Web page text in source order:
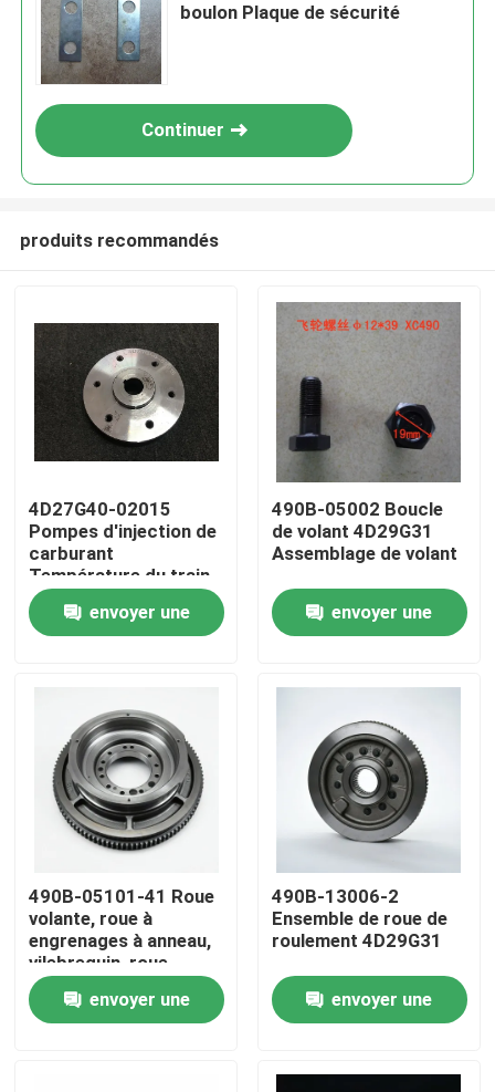
À la maison
Produits
Vidéos
Visite de l'usine
Contrôle de la qualité
Demandez un devis
Montage du moteur
Montage du bloc moteur et accessoire
boulon Plaque de sécurité
Continuer
produits recommandés
4D27G40-02015
Pompes d'injection de
carburant
Température du train
de roulement Arbre à
mancheenvoyer une
490B-05002 Boucle
de volant 4D29G31
Assemblage de volant
envoyer une
490B-05101-41 Roue
volante, roue à
engrenages à anneau,
vilebrequin, roue
volante
envoyer une
490B-13006-2
Ensemble de roue de
roulement 4D29G31
envoyer une